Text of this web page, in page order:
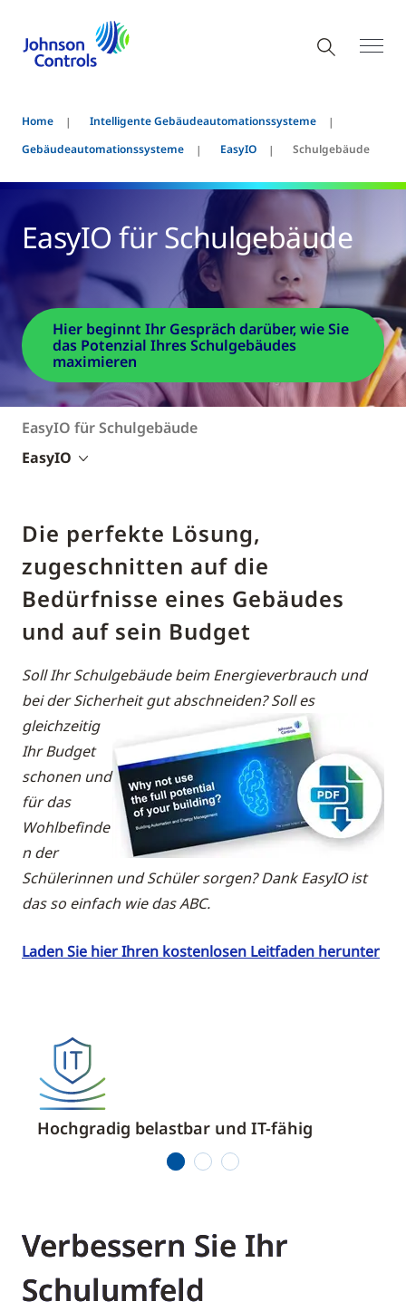
Home
Intelligente Gebäudeautomationssysteme
Gebäudeautomationssysteme
EasyIO Schulgebäude
EasyIO für Schulgebäude
Hier beginnt Ihr Gespräch darüber, wie Sie
das Potenzial Ihres Schulgebäudes
maximieren
EasyIO für Schulgebäude
EasyIO
Die perfekte Lösung,
zugeschnitten auf die
Bedürfnisse eines Gebäudes
und auf sein Budget
Soll Ihr Schulgebäude beim Energieverbrauch und
bei der Sicherheit gut abschneiden?Soll es
gleichzeitig
Ihr Budget
schonen und
für das
Wohlbefinde
n der
Schülerinnen und Schüler sorgen? Dank EasyIO ist
das so einfach wie das ABC.
Laden Sie hier Ihren kostenlosen Leitfaden herunter
Hochgradig belastbar und IT-fähig
Verbessern Sie Ihr
Schulumfeld